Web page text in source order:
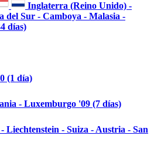
Inglaterra (Reino Unido) -
del Sur - Camboya - Malasia -
días)
(1 día)
- Luxemburgo '09 (7 días)
Liechtenstein - Suiza - Austria - San